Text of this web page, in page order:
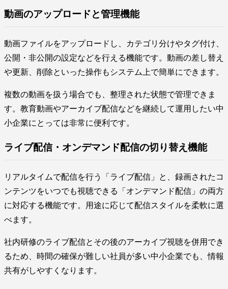
動画のアップロードと管理機能
動画ファイルをアップロードし、カテゴリ分けやタグ付け、
公開・非公開の設定などを行える機能です。動画の差し替え
や更新、削除といった操作もシステム上で簡単にできます。
複数の動画を扱う場合でも、整理された状態で管理できま
す。教育動画やアーカイブ配信などを継続して運用したい中
小企業にとっては非常に便利です。
ライブ配信・オンデマンド配信の切り替え機能
リアルタイムで配信を行う「ライブ配信」と、録画されたコ
ンテンツをいつでも視聴できる「オンデマンド配信」の両方
に対応する機能です。用途に応じて配信スタイルを柔軟に選
べます。
社内研修のライブ配信とその後のアーカイブ視聴を併用でき
るため、時間の確保が難しい社員が多い中小企業でも、情報
共有がしやすくなります。